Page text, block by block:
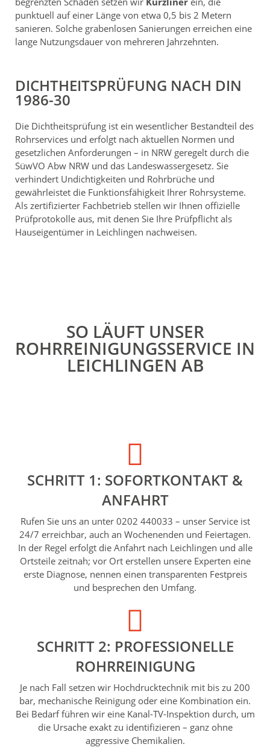
punktuell auf einer Länge von etwa 0,5 bis 2 Metern
sanieren. Solche grabenlosen Sanierungen erreichen eine
lange Nutzungsdauer von mehreren Jahrzehnten.
DICHTHEITSPRÜFUNG NACH DIN
1986-30
Die Dichtheitsprüfung ist ein wesentlicher Bestandteil des
Rohrservices und erfolgt nach aktuellen Normen und
gesetzlichen Anforderungen – in NRW geregelt durch die
SüwVO Abw NRW und das Landeswassergesetz. Sie
verhindert Undichtigkeiten und Rohrbrüche und
gewährleistet die Funktionsfähigkeit Ihrer Rohrsysteme.
Als zertifizierter Fachbetrieb stellen wir Ihnen offizielle
Prüfprotokolle aus, mit denen Sie Ihre Prüfpflicht als
Hauseigentümer in Leichlingen nachweisen.
SO LÄUFT UNSER
ROHRREINIGUNGSSERVICE IN
LEICHLINGEN AB
SCHRITT 1: SOFORTKONTAKT &
ANFAHRT
Rufen Sie uns an unter 0202 440033 – unser Service ist
24/7 erreichbar, auch an Wochenenden und Feiertagen.
In der Regel erfolgt die Anfahrt nach Leichlingen und alle
Ortsteile zeitnah; vor Ort erstellen unsere Experten eine
erste Diagnose, nennen einen transparenten Festpreis
und besprechen den Umfang.
SCHRITT 2: PROFESSIONELLE
ROHRREINIGUNG
Je nach Fall setzen wir Hochdrucktechnik mit bis zu 200
bar, mechanische Reinigung oder eine Kombination ein.
Bei Bedarf führen wir eine Kanal-TV-Inspektion durch, um
die Ursache exakt zu identifizieren – ganz ohne
aggressive Chemikalien.